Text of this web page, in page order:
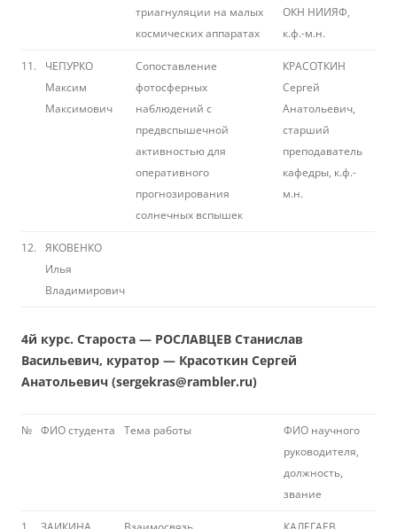
триагнуляции на малых
космических аппаратах
ОКН НИИЯФ,
к.ф.-м.н.
11.
ЧЕПУРКО
Максим
Максимович
Сопоставление
фотосферных
наблюдений с
предвспышечной
активностью для
оперативного
прогнозирования
солнечных вспышек
КРАСОТКИН
Сергей
Анатольевич,
старший
преподаватель
кафедры, к.ф.-
м.н.
12.
ЯКОВЕНКО
Илья
Владимирович
4й курс. Староста — РОСЛАВЦЕВ Станислав
Васильевич, куратор — Красоткин Сергей
Анатольевич (sergekras@rambler.ru)
№ ФИО студента Тема работы
ФИО научного
руководителя,
должность,
звание